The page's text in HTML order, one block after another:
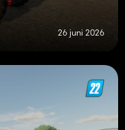
26 juni 2026